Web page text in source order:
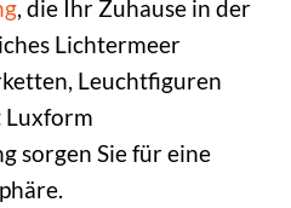
, die Ihr Zuhause in der
Lichtermeer
Leuchtfiguren
sorgen Sie für eine